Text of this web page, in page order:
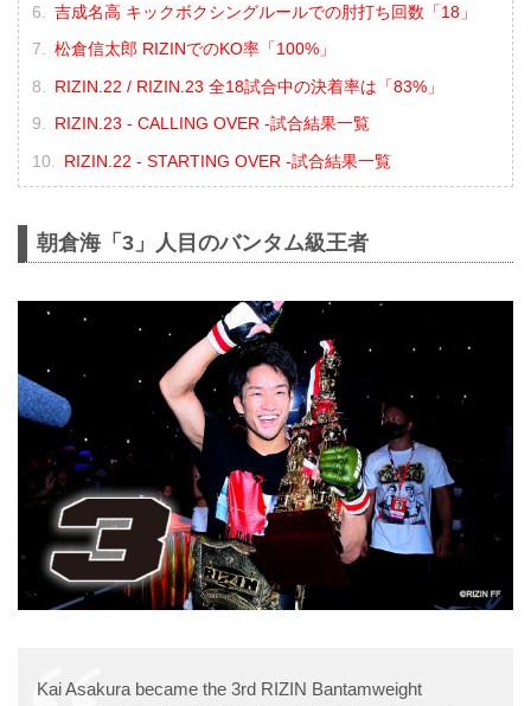
吉成名高 キックボクシングルールでの肘打ち回数「18」
松倉信太郎 RIZINでのKO率「100%」
RIZIN.22 / RIZIN.23 全18試合中の決着率は「83%」
RIZIN.23 - CALLING OVER -試合結果一覧
RIZIN.22 - STARTING OVER -試合結果一覧
朝倉海「3」人目のバンタム級王者
Kai Asakura became the 3rd RIZIN Bantamweight